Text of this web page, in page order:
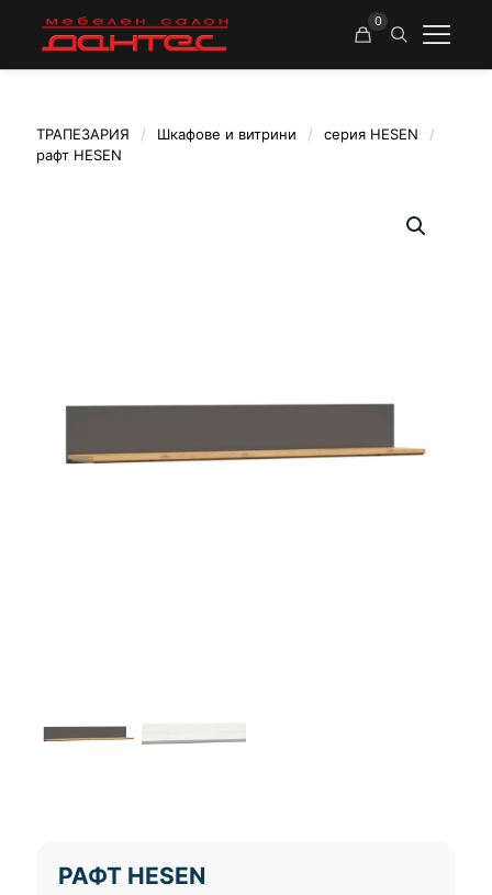
0
ТРАПЕЗАРИЯ / Шкафове и витрини / серия HESEN
/
рафт HESEN
РАФТ HESEN